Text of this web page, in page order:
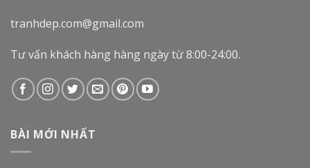
tranhdep.com@gmail.com
Tư vấn khách hàng hàng ngày từ 8:00-24:00.
BÀI MỚI NHẤT